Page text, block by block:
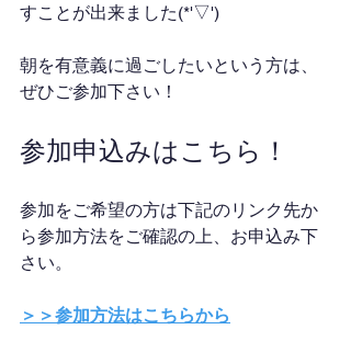
すことが出来ました(*'▽')
朝を有意義に過ごしたいという方は、
ぜひご参加下さい！
参加申込みはこちら！
参加をご希望の方は下記のリンク先か
ら参加方法をご確認の上、お申込み下
さい。
＞＞参加方法はこちらから